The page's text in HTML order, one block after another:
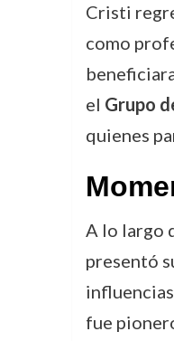
Cristi
como
el Grupo
quienes
A lo largo
presentó
fue